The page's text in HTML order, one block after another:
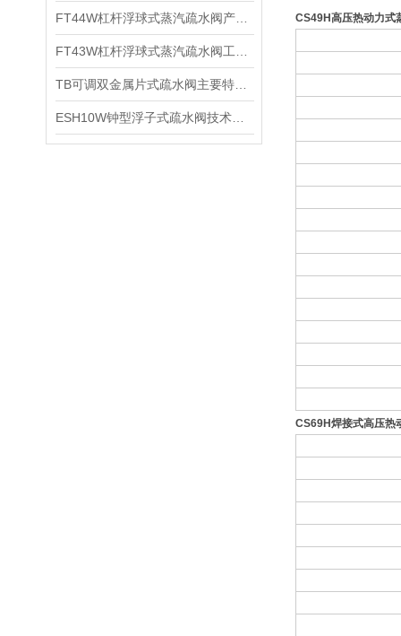
CS49H 高压热动力式
CS69H 焊接式高压热